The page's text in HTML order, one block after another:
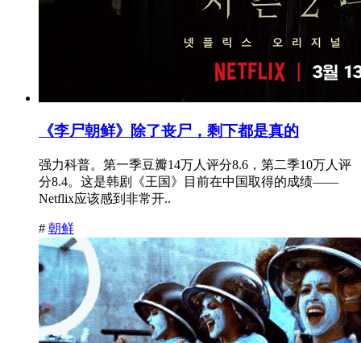
《李尸朝鲜》除了丧尸，剩下都是真的
强力科普。第一季豆瓣14万人评分8.6，第二季10万人评
分8.4。这是韩剧《王国》目前在中国取得的成绩——
Netflix应该感到非常开..
# 朝鲜